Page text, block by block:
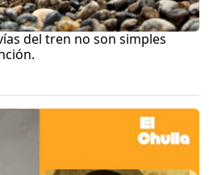
del tren no son simples